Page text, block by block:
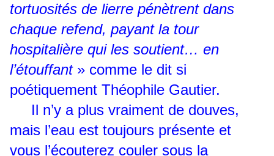
tortuosités de lierre pénètrent dans
chaque refend, payant la tour
hospitalière qui les soutient… en
l’étouffant» comme le dit si
poétiquement Théophile Gautier.
Il n’y a plus vraiment de douves,
mais l’eau est toujours présente et
vous l’écouterez couler sous la